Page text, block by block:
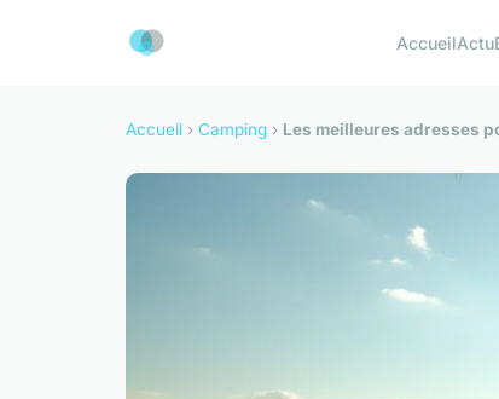
AccueilActu
Accueil › Camping › Les meilleures adresses